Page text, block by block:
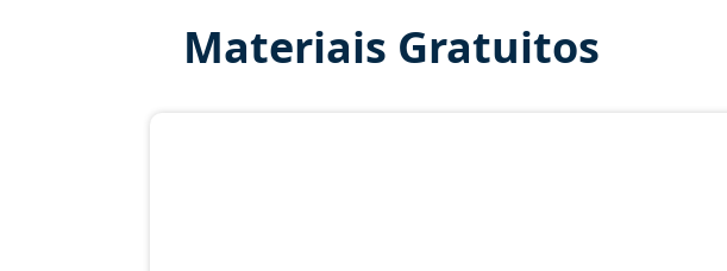
Materiais Gratuitos